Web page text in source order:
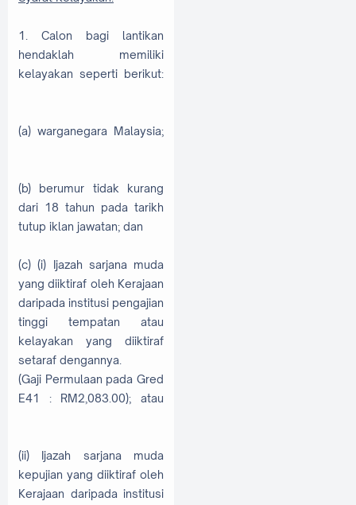
1. Calon bagi lantikan
hendaklah memiliki
kelayakan seperti berikut:
(a) warganegara Malaysia;
(b) berumur tidak kurang
dari 18 tahun pada tarikh
tutup iklan jawatan; dan
(c) (i) Ijazah sarjana muda
yang diiktiraf oleh Kerajaan
daripada institusi pengajian
tinggi tempatan atau
kelayakan yang diiktiraf
setaraf dengannya.
(Gaji Permulaan pada Gred
E41 : RM2,083.00); atau
(ii) Ijazah sarjana muda
kepujian yang diiktiraf oleh
Kerajaan daripada institusi